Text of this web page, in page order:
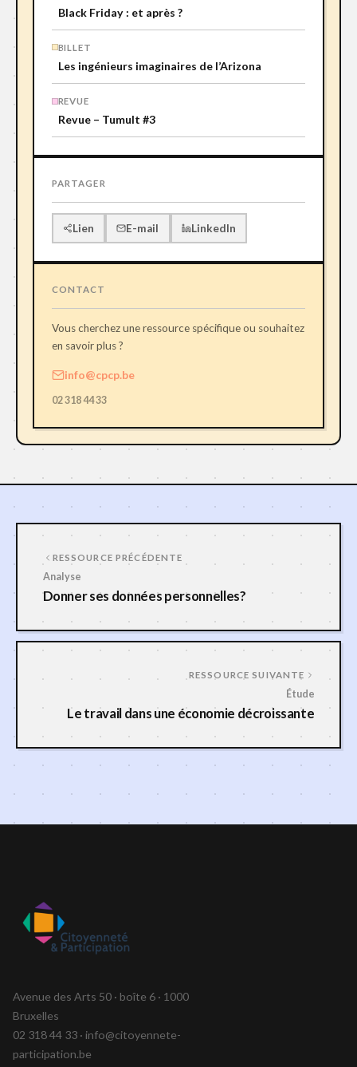
Black Friday : et après ?
BILLET
Les ingénieurs imaginaires de l’Arizona
REVUE
Revue – Tumult #3
PARTAGER
Lien E-mail LinkedIn
CONTACT
Vous cherchez une ressource spécifique ou souhaitez
en savoir plus ?
info@cpcp.be
02 318 44 33
RESSOURCE PRÉCÉDENTE
Analyse
Donner ses données personnelles?
RESSOURCE SUIVANTE
Étude
Le travail dans une économie décroissante
Avenue des Arts 50 · boîte 6 · 1000
Bruxelles
02 318 44 33 · info@citoyennete-
participation.be